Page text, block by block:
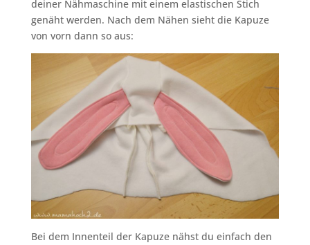
deiner Nähmaschine mit einem elastischen Stich
genäht werden. Nach dem Nähen sieht die Kapuze
von vorn dann so aus:
Bei dem Innenteil der Kapuze nähst du einfach den